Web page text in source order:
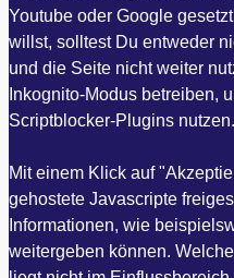
Youtube oder Google
willst, solltest Du entweder
und die Seite nicht weiter
Inkognito-Modus betreiben,
Scriptblocker-Plugins nutzen.
Mit einem Klick auf
gehostete Javascripte
Informationen, wie
weitergeben können.